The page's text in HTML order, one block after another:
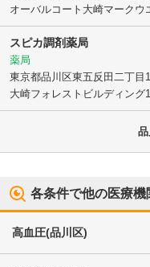
オーバルコート大崎マークウ
スピカ調剤薬局
薬局
東京都品川区東五反田二丁目
大崎フォレストビルディング
各条件で他の医療機
高血圧(品川区)